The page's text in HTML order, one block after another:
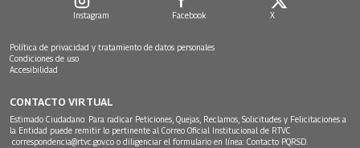
Instagram Facebook X
Política de privacidad y tratamiento de datos personales
Condiciones de uso
Accesibilidad
CONTACTO VIRTUAL
Estimado Ciudadano: Para radicar Peticiones, Quejas, Reclamos, Solicitudes y Felicitaciones a
la Entidad puede remitir lo pertinente al Correo Oficial Institucional de RTVC
correspondencia@rtvc.gov.co o diligenciar el formulario en línea: Contacto PQRSD.